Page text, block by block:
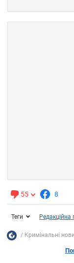
55 8
Теги Редакційна
Кримінальні